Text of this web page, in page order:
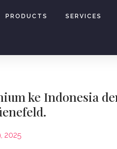
PRODUCTS SERVICES
ke Indonesia
2025